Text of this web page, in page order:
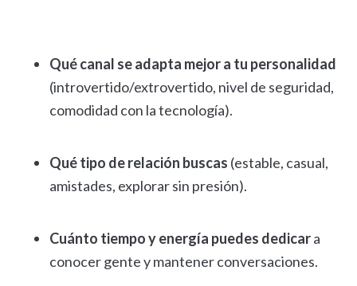
Qué canal se adapta mejor a tu personalidad
(introvertido/extrovertido, nivel de seguridad,
comodidad con la tecnología).
Qué tipo de relación buscas (estable, casual,
amistades, explorar sin presión).
Cuánto tiempo y energía puedes dedicara
conocer gente y mantener conversaciones.